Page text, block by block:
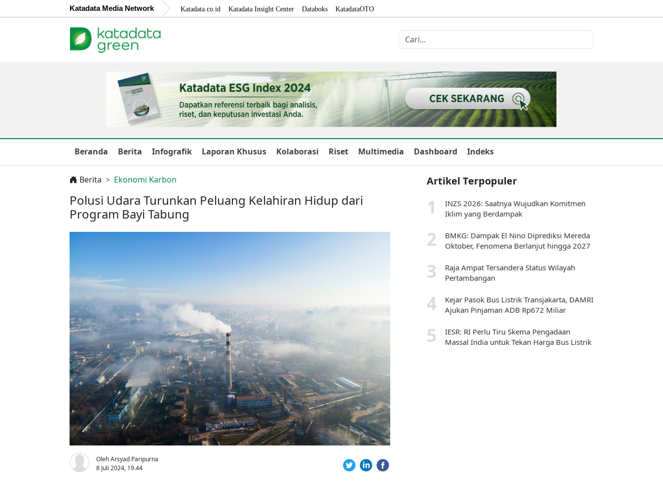
Katadata Media Network Katadata.co.id Katadata Insight Center Databoks KatadataOTO
Beranda Berita Infografik Laporan Khusus Kolaborasi Riset Multimedia Dashboard Indeks
Berita Ekonomi Karbon
Polusi Udara Turunkan Peluang Kelahiran Hidup dari
Program Bayi Tabung
Oleh Arsyad Paripurna
8 Juli 2024, 19.44
Artikel Terpopuler
INZS 2026: Saatnya Wujudkan Komitmen
Iklim yang Berdampak
BMKG: Dampak El Nino Diprediksi Mereda
Oktober, Fenomena Berlanjut hingga 2027
Raja Ampat Tersandera Status Wilayah
Pertambangan
Kejar Pasok Bus Listrik Transjakarta, DAMRI
Ajukan Pinjaman ADB Rp672 Miliar
IESR: RI Perlu Tiru Skema Pengadaan
Massal India untuk Tekan Harga Bus Listrik